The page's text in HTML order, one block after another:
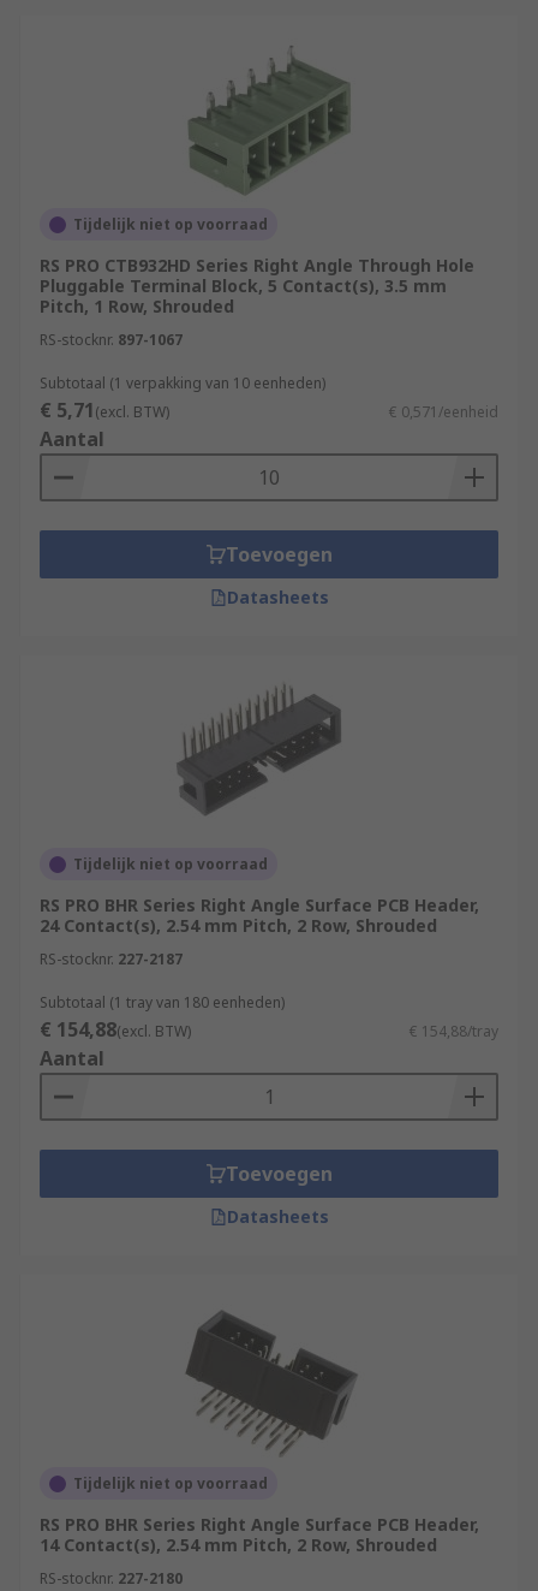
Tijdelijk niet op voorraad
RS PRO CTB932HD Series Right Angle Through Hole
Pluggable Terminal Block, 5 Contact(s), 3.5 mm
Pitch, 1 Row, Shrouded
RS-stocknr. 897-1067
Subtotaal (1 verpakking van 10 eenheden)
€ 5,71(excl. BTW) € 0,571/eenheid
Aantal
Toevoegen
Datasheets
Tijdelijk niet op voorraad
RS PRO BHR Series Right Angle Surface PCB Header,
24 Contact(s), 2.54 mm Pitch, 2 Row, Shrouded
RS-stocknr. 227-2187
Subtotaal (1 tray van 180 eenheden)
€ 154,88(excl. BTW) € 154,88/tray
Aantal
Toevoegen
Datasheets
Tijdelijk niet op voorraad
RS PRO BHR Series Right Angle Surface PCB Header,
14 Contact(s), 2.54 mm Pitch, 2 Row, Shrouded
RS-stocknr. 227-2180